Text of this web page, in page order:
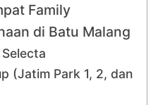
Family
di Batu Malang
(Jatim Park 1, 2, dan